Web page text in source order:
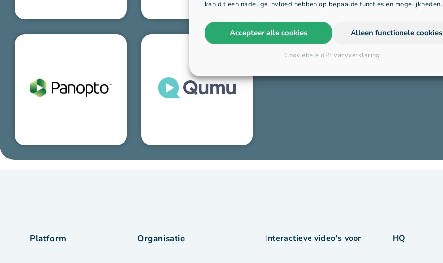
kan dit een nadelige invloed hebben op bepaalde functies en mogelijkheden.
Accepteer alle cookies Alleen functionele cookies
CookiebeleidPrivacyverklaring
Platform Organisatie Interactieve video's voor HQ